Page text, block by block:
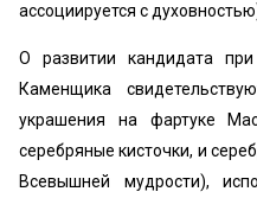
ассоциируется с
О развитии кандидата
Каменщика
украшения на фартуке
серебряные кисточки, и
Всевышней мудрости),